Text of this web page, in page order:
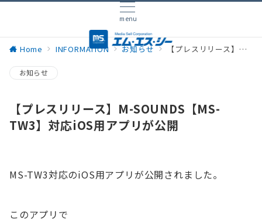
menu
Home INFORMATION お知らせ 【プレスリリース】M-SOUNDS【MS-TW3】対応iOS用アプリが公開
お知らせ
【プレスリリース】M-SOUNDS【MS-
TW3】対応iOS用アプリが公開
MS-TW3対応のiOS用アプリが公開されました。
このアプリで